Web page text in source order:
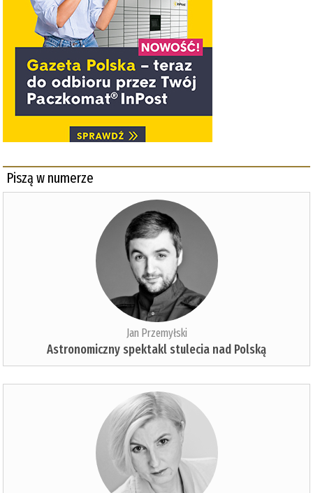
Piszą w numerze
Jan Przemyłski
Astronomiczny spektakl stulecia nad Polską